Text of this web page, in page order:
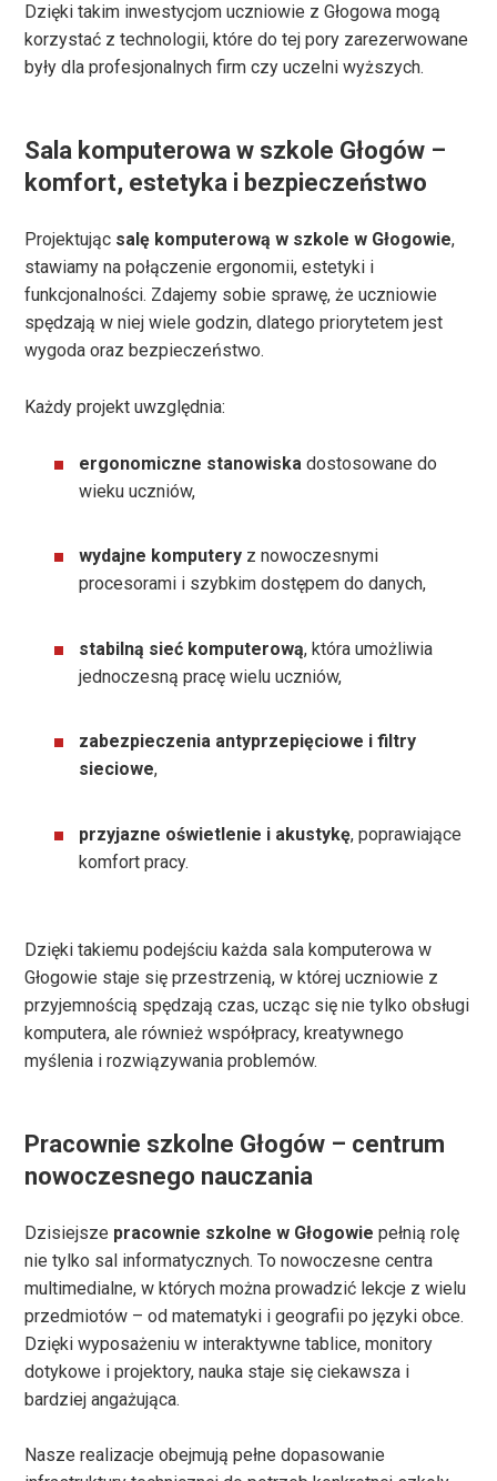
Dzięki takim inwestycjom uczniowie z Głogowa mogą
korzystać z technologii, które do tej pory zarezerwowane
były dla profesjonalnych firm czy uczelni wyższych.
Sala komputerowa w szkole Głogów –
komfort, estetyka i bezpieczeństwo
Projektując salę komputerową w szkole w Głogowie,
stawiamy na połączenie ergonomii, estetyki i
funkcjonalności. Zdajemy sobie sprawę, że uczniowie
spędzają w niej wiele godzin, dlatego priorytetem jest
wygoda oraz bezpieczeństwo.
Każdy projekt uwzględnia:
ergonomiczne stanowiska dostosowane do
wieku uczniów,
wydajne komputery z nowoczesnymi
procesorami i szybkim dostępem do danych,
stabilną sieć komputerową, która umożliwia
jednoczesną pracę wielu uczniów,
zabezpieczenia antyprzepięciowe i filtry
sieciowe,
przyjazne oświetlenie i akustykę, poprawiające
komfort pracy.
Dzięki takiemu podejściu każda sala komputerowa w
Głogowie staje się przestrzenią, w której uczniowie z
przyjemnością spędzają czas, ucząc się nie tylko obsługi
komputera, ale również współpracy, kreatywnego
myślenia i rozwiązywania problemów.
Pracownie szkolne Głogów – centrum
nowoczesnego nauczania
Dzisiejsze pracownie szkolne w Głogowie pełnią rolę
nie tylko sal informatycznych. To nowoczesne centra
multimedialne, w których można prowadzić lekcje z wielu
przedmiotów – od matematyki i geografii po języki obce.
Dzięki wyposażeniu w interaktywne tablice, monitory
dotykowe i projektory, nauka staje się ciekawsza i
bardziej angażująca.
Nasze realizacje obejmują pełne dopasowanie